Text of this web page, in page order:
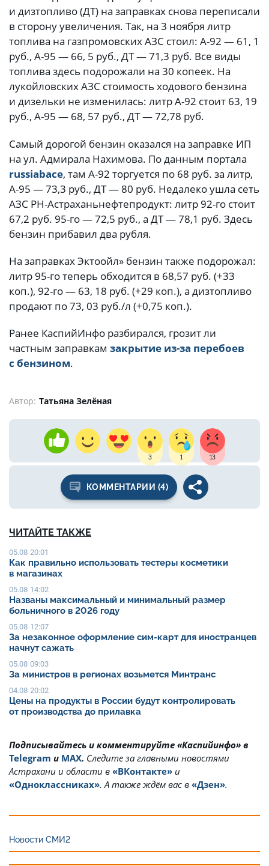
и дизтопливо (ДТ) на заправках снова переписали
в сторону увеличения. Так, на 3 ноября литр
топлива на газпромовских АЗС стоил: А-92 — 61, 1
руб., А-95 — 66, 5 руб., ДТ — 71,3 руб. Все виды
топлива здесь подорожали на 30 копеек. На
лукойловских АЗС стоимость ходового бензина
и дизельки не изменилась: литр А-92 стоит 63, 19
руб., А-95 — 68, 57 руб., ДТ — 72,78 руб.
Самый дорогой бензин оказался на заправке ИП
на ул. Адмирала Нахимова. По данным портала
russiabace, там А-92 торгуется по 68 руб. за литр,
А-95 — 73,3 руб., ДТ — 80 руб. Недалеко ушла сеть
АЗС РН-Астраханьнефтепродукт: литр 92-го стоит
67,2 руб. 95-го — 72,5 руб., а ДТ — 78,1 руб. Здесь
бензин прибавил два рубля.
На заправках Эктоойл» бензин также подорожал:
литр 95-го теперь обходится в 68,57 руб. (+33
коп.), 92-го — 63, 18 руб. (+29 коп.), а дизтопливо
продают по 73, 03 руб./л (+0,75 коп.).
Ранее КаспийИнфо разбирался, грозит ли
частным заправкам закрытие из-за перебоев
с бензином.
Автор: Татьяна Зелёная
3 1 13
КОММЕНТАРИИ (4)
ЧИТАЙТЕ ТАКЖЕ
05.08 20:01
Как правильно использовать тестеры косметики
в магазинах
05.08 14:02
Названы максимальный и минимальный размер
больничного в 2026 году
05.08 12:07
За незаконное оформление сим-карт для иностранцев
начнут сажать
05.08 09:03
За министров в регионах возьмется Минтранс
04.08 20:02
Цены на продукты в России будут контролировать
от производства до прилавка
Подписывайтесь и комментируйте «Каспийинфо» в
Telegram и MAX. Cледите за главными новостями
Астрахани и области в «ВКонтакте» и
«Одноклассниках». А также ждём вас в «Дзен».
Новости СМИ2